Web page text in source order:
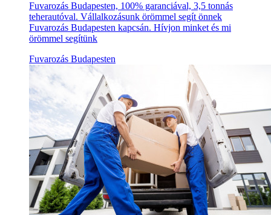
Fuvarozás Budapesten, 100% garanciával, 3,5 tonnás
teherautóval. Vállalkozásunk örömmel segít önnek
Fuvarozás Budapesten kapcsán. Hívjon minket és mi
örömmel segítünk
Fuvarozás Budapesten